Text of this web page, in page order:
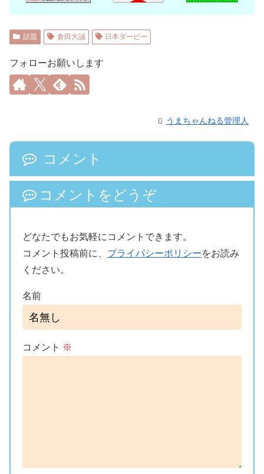
話題 倉田大誠 日本ダービー
フォローお願いします
うまちゃんねる管理人
コメント
コメントをどうぞ
どなたでもお気軽にコメントできます。
コメント投稿前に、 プライバシーポリシーをお読み
ください。
名前
コメント ※